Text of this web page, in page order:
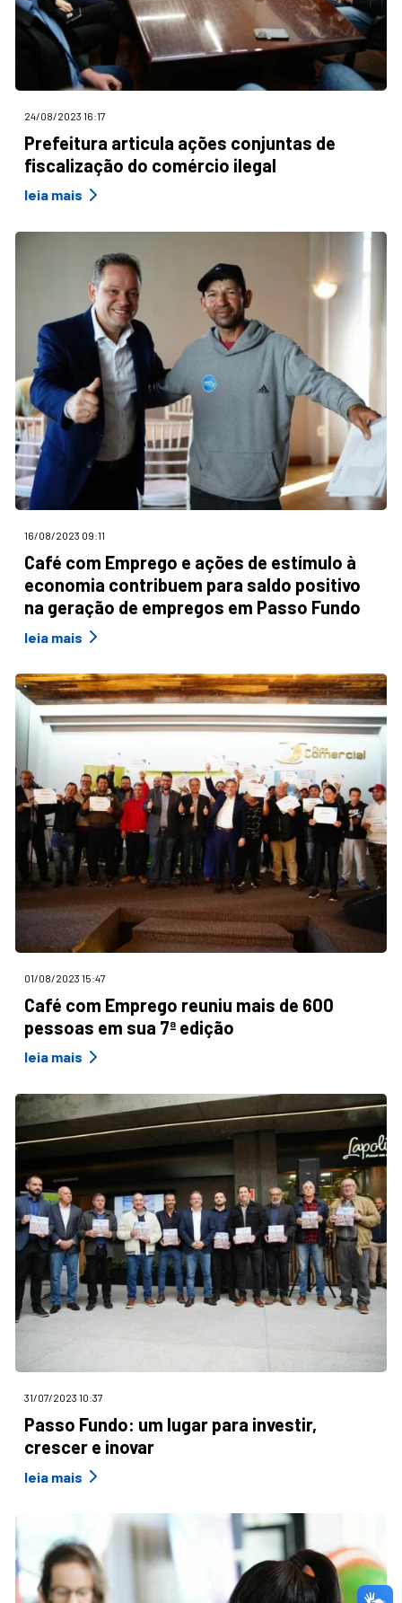
24/08/2023 16:17
Prefeitura articula ações conjuntas de
fiscalização do comércio ilegal
leia mais
16/08/2023 09:11
Café com Emprego e ações de estímulo à
economia contribuem para saldo positivo
na geração de empregos em Passo Fundo
leia mais
01/08/2023 15:47
Café com Emprego reuniu mais de 600
pessoas em sua 7ª edição
leia mais
31/07/2023 10:37
Passo Fundo: um lugar para investir,
crescer e inovar
leia mais